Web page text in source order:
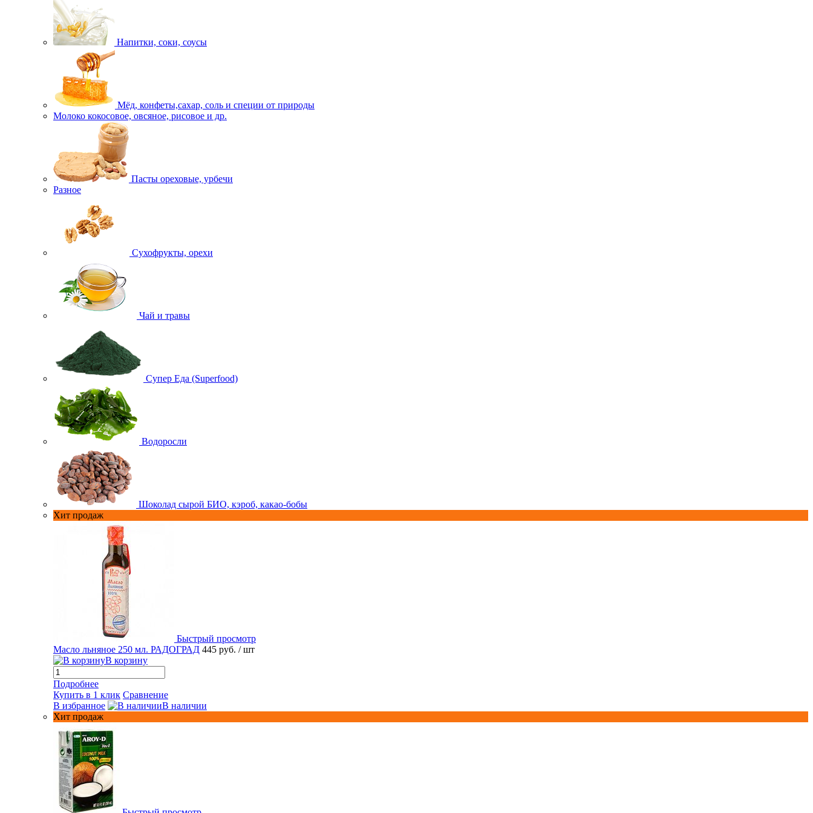
Напитки, соки, соусы
Мёд, конфеты,сахар, соль и специи от природы
Молоко кокосовое, овсяное, рисовое и др.
Пасты ореховые, урбечи
Разное
Сухофрукты, орехи
Чай и травы
Супер Еда (Superfood)
Водоросли
Шоколад сырой БИО, кэроб, какао-бобы
Хит продаж
Быстрый просмотр
Масло льняное 250 мл. РАДОГРАД 445 руб. / шт
В корзину
Подробнее
Купить в 1 клик Сравнение
В избранное
В наличии
Хит продаж